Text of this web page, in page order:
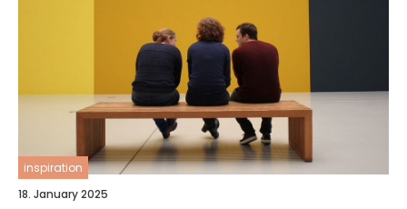
inspiration
18. January 2025